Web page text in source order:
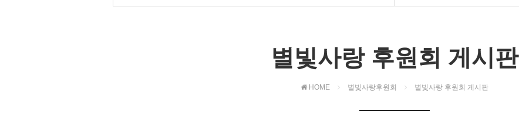
별빛사랑 후원회 게시판
HOME 별빛사랑후원회 별빛사랑 후원회 게시판